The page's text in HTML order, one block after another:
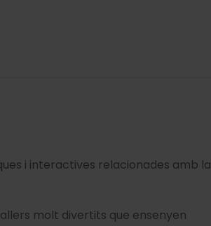
i interactives relacionades amb la
molt divertits que ensenyen